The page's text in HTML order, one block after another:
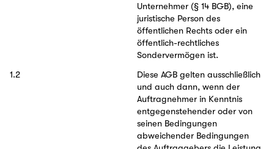
Unternehmer (§ 14 BGB), eine
juristische Person des
öffentlichen Rechts oder ein
öffentlich-rechtliches
Sondervermögen ist.
1.2
Diese AGB gelten ausschließlich
und auch dann, wenn der
Auftragnehmer in Kenntnis
entgegenstehender oder von
seinen Bedingungen
abweichender Bedingungen